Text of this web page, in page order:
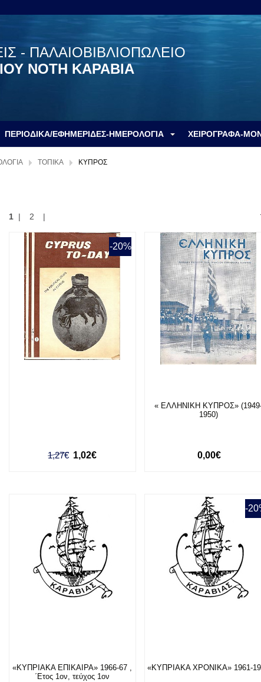
- ΠΑΛΑΙΟΒΙΒΛΙΟΠΩΛΕΙΟ
ΝΟΤΗ ΚΑΡΑΒΙΑ
ΠΕΡΙΟΔΙΚΑ/ΕΦΗΜΕΡΙΔΕΣ-ΗΜΕΡΟΛΟΓΙΑ ΧΕΙΡΟΓΡΑΦΑ-
ΤΟΠΙΚΑ ΚΥΠΡΟΣ
1| 2 |
-20%
1,27€ 1,02€
« ΕΛΛΗΝΙΚΗ ΚΥΠΡΟΣ»
1950)
0,00€
«ΚΥΠΡΙΑΚΑ ΕΠΙΚΑΙΡΑ» 1966-67 ,
΄Ετος 1ον, τεύχος 1ον
-
«ΚΥΠΡΙΑΚΑ ΧΡΟΝΙΚΑ» 1961-